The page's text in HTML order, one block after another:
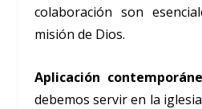
colaboración son
misión de Dios.
Aplicación
debemos servir en la